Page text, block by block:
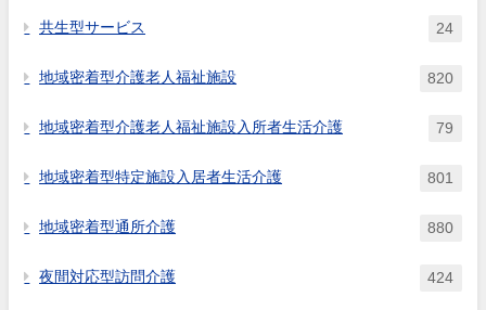
共生型サービス 24
地域密着型介護老人福祉施設 820
地域密着型介護老人福祉施設入所者生活介護 79
地域密着型特定施設入居者生活介護 801
地域密着型通所介護 880
夜間対応型訪問介護 424